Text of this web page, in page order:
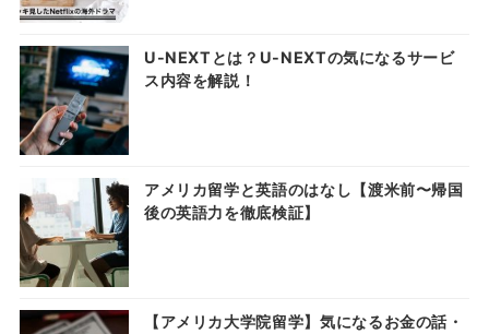
U-NEXTとは？U-NEXTの気になるサービ
ス内容を解説！
アメリカ留学と英語のはなし【渡米前〜帰国
後の英語力を徹底検証】
【アメリカ大学院留学】気になるお金の話・